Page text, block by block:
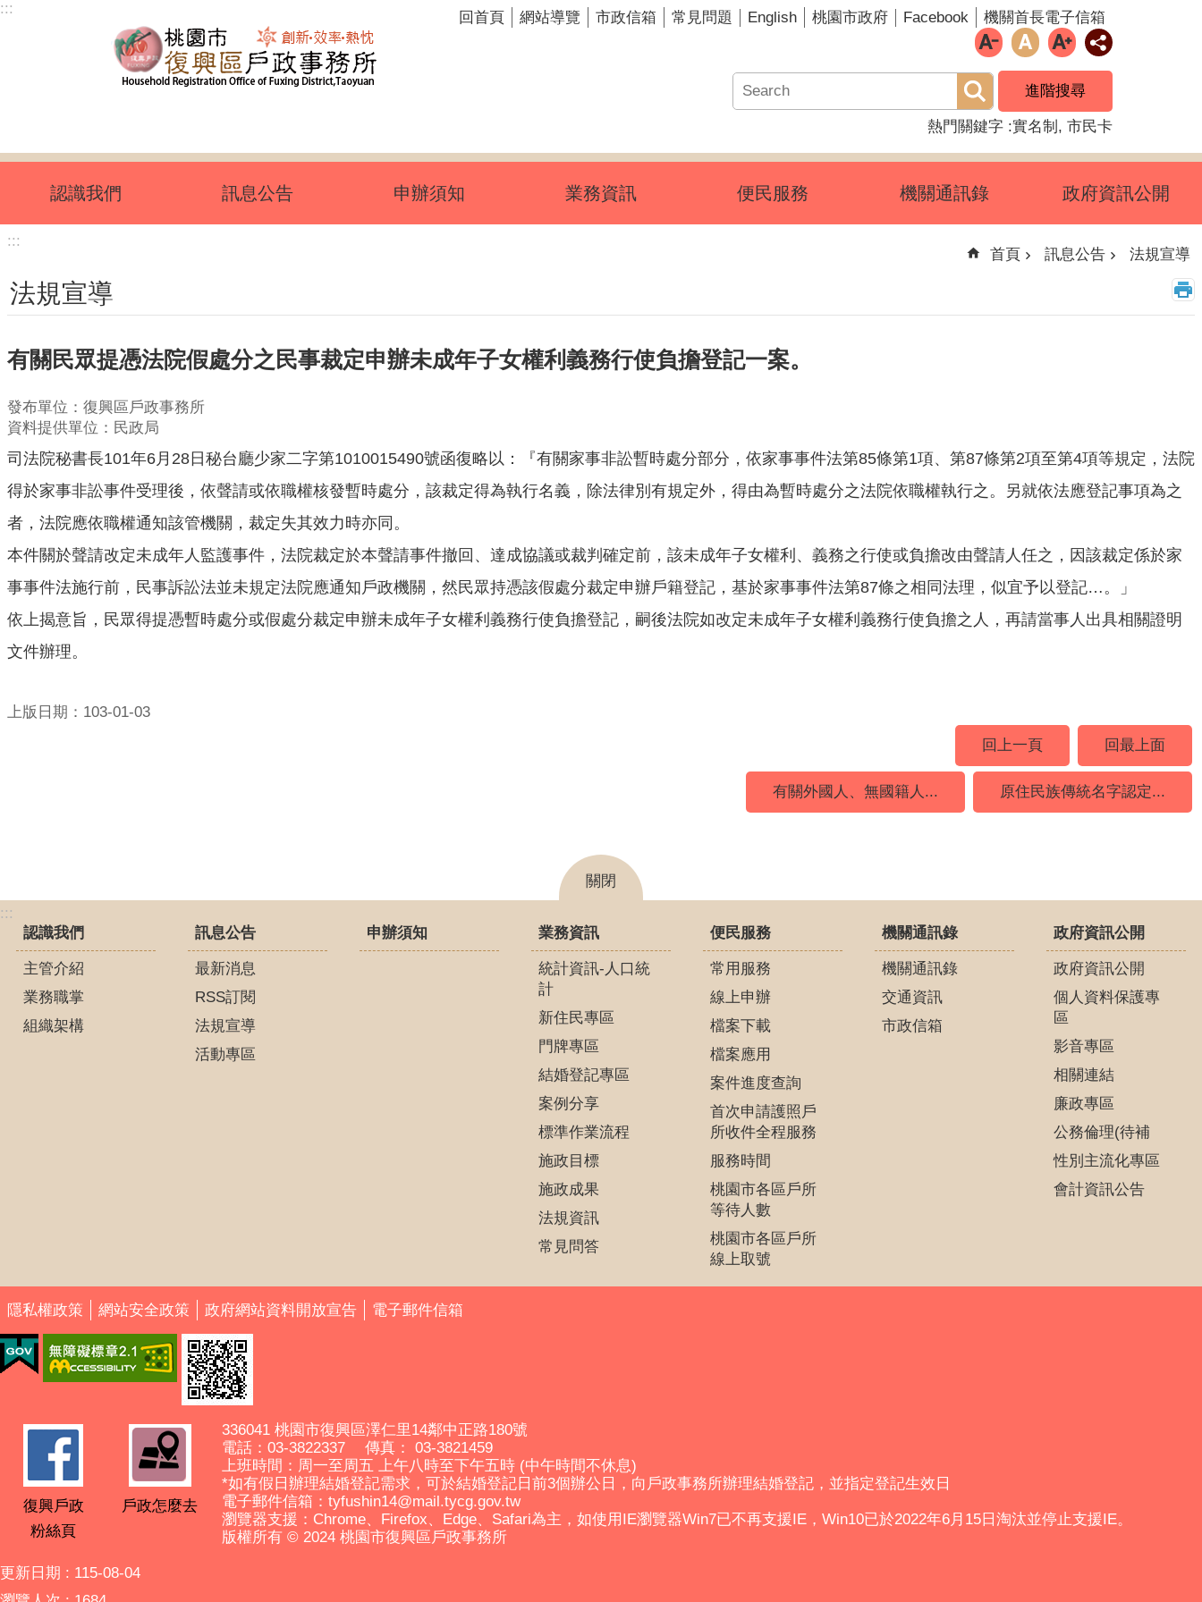
跳到主要內容區塊
:::
回首頁 網站導覽 市政信箱 常見問題 English 桃園市政府 Facebook 機關首長電子信箱
進階搜尋
熱門關鍵字 實名制 市民卡
認識我們 訊息公告 申辦須知 業務資訊 便民服務 機關通訊錄 政府資訊公開
:::
首頁 訊息公告 法規宣導
法規宣導
有關民眾提憑法院假處分之民事裁定申辦未成年子女權利義務行使負擔登記一案。
發布單位：復興區戶政事務所
資料提供單位：民政局
司法院秘書長101年6月28日秘台廳少家二字第1010015490號函復略以：『有關家事非訟暫時處分部分，依家事事件法第85條第1項、第87條第2項至第4項等規定，法院
得於家事非訟事件受理後，依聲請或依職權核發暫時處分，該裁定得為執行名義，除法律別有規定外，得由為暫時處分之法院依職權執行之。另就依法應登記事項為之
者，法院應依職權通知該管機關，裁定失其效力時亦同。
本件關於聲請改定未成年人監護事件，法院裁定於本聲請事件撤回、達成協議或裁判確定前，該未成年子女權利、義務之行使或負擔改由聲請人任之，因該裁定係於家
事事件法施行前，民事訴訟法並未規定法院應通知戶政機關，然民眾持憑該假處分裁定申辦戶籍登記，基於家事事件法第87條之相同法理，似宜予以登記…。」
依上揭意旨，民眾得提憑暫時處分或假處分裁定申辦未成年子女權利義務行使負擔登記，嗣後法院如改定未成年子女權利義務行使負擔之人，再請當事人出具相關證明
文件辦理。
上版日期：103-01-03
回上一頁
回最上面
有關外國人、無國籍人... 原住民族傳統名字認定...
關閉
:::
認識我們
主管介紹
業務職掌
組織架構
訊息公告
最新消息
RSS訂閱
法規宣導
活動專區
申辦須知 業務資訊
統計資訊-人口統
計
新住民專區
門牌專區
結婚登記專區
案例分享
標準作業流程
施政目標
施政成果
法規資訊
常見問答
便民服務
常用服務
線上申辦
檔案下載
檔案應用
案件進度查詢
首次申請護照戶
所收件全程服務
服務時間
桃園市各區戶所
等待人數
桃園市各區戶所
線上取號
機關通訊錄
機關通訊錄
交通資訊
市政信箱
政府資訊公開
政府資訊公開
個人資料保護專
區
影音專區
相關連結
廉政專區
公務倫理(待補
性別主流化專區
會計資訊公告
隱私權政策 網站安全政策 政府網站資料開放宣告 電子郵件信箱
復興戶政
粉絲頁
戶政怎麼去
336041 桃園市復興區澤仁里14鄰中正路180號
電話：03-3822337 傳真： 03-3821459
上班時間：周一至周五 上午八時至下午五時 (中午時間不休息)
*如有假日辦理結婚登記需求，可於結婚登記日前3個辦公日，向戶政事務所辦理結婚登記，並指定登記生效日
電子郵件信箱：tyfushin14@mail.tycg.gov.tw
瀏覽器支援：Chrome、Firefox、Edge、Safari為主，如使用IE瀏覽器Win7已不再支援IE，Win10已於2022年6月15日淘汰並停止支援IE。
版權所有 © 2024 桃園市復興區戶政事務所
更新日期
115-08-04